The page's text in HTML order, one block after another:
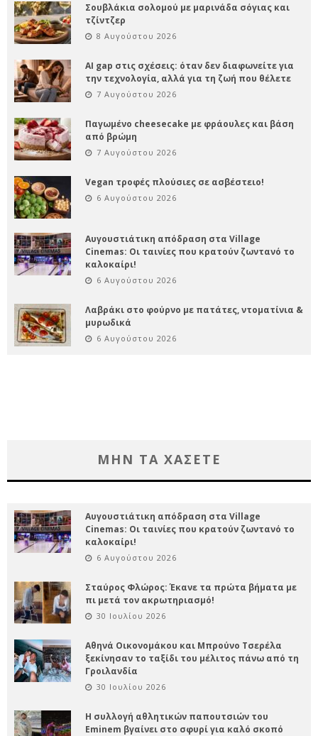
Σουβλάκια σολομού με μαρινάδα σόγιας και
τζίντζερ
8 Αυγούστου 2026
AI gap στις σχέσεις: όταν δεν διαφωνείτε για
την τεχνολογία, αλλά για τη ζωή που θέλετε
7 Αυγούστου 2026
Παγωμένο cheesecake με φράουλες και βάση
από βρώμη
7 Αυγούστου 2026
Vegan τροφές πλούσιες σε ασβέστειο!
6 Αυγούστου 2026
Αυγουστιάτικη απόδραση στα Village
Cinemas: Οι ταινίες που κρατούν ζωντανό το
καλοκαίρι!
6 Αυγούστου 2026
Λαβράκι στο φούρνο με πατάτες, ντοματίνια &
μυρωδικά
6 Αυγούστου 2026
ΜΗΝ ΤΑ ΧΑΣΕΤΕ
Αυγουστιάτικη απόδραση στα Village
Cinemas: Οι ταινίες που κρατούν ζωντανό το
καλοκαίρι!
6 Αυγούστου 2026
Σταύρος Φλώρος: Έκανε τα πρώτα βήματα με
πι μετά τον ακρωτηριασμό!
30 Ιουλίου 2026
Αθηνά Οικονομάκου και Μπρούνο Τσερέλα
ξεκίνησαν το ταξίδι του μέλιτος πάνω από τη
Γροιλανδία
30 Ιουλίου 2026
Η συλλογή αθλητικών παπουτσιών του
Eminem βγαίνει στο σφυρί για καλό σκοπό